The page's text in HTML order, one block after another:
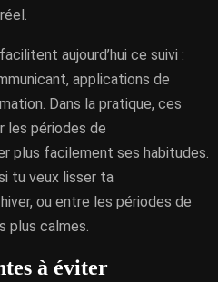
aujourd’hui ce suivi :
applications de
Dans la pratique, ces
les périodes de
plus facilement ses habitudes.
tu veux lisser ta
ou entre les périodes de
plus calmes.
à éviter